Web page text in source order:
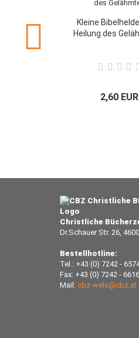
Kleine
Heilung des
2,60 EUR
Christliche
Dr.Schauer Str. 26,
Bestellhotline:
Tel.: +43 (0) 7242 -
Fax: +43 (0) 7242 -
Mail: cbz-wels@cbz.at